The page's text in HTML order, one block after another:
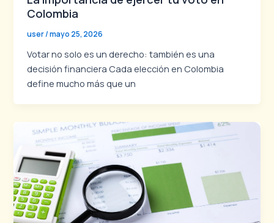
Colombia
user/mayo 25, 2026
Votar no solo es un derecho: también es una
decisión financiera Cada elección en Colombia
define mucho más que un